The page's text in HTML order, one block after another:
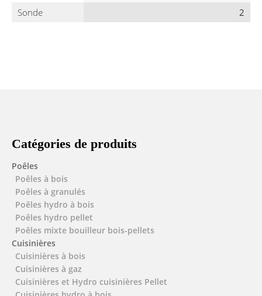
Sonde
2
Catégories de produits
Poêles
Poêles à bois
Poêles à granulés
Poêles hydro à bois
Poêles hydro pellet
Poêles mixte bouilleur bois-pellets
Cuisinières
Cuisinières à bois
Cuisinières à gaz
Cuisinières et Hydro cuisinières Pellet